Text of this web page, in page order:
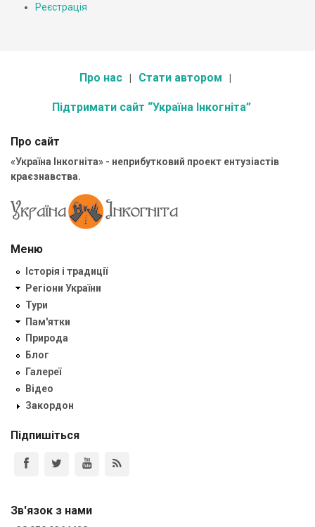
Реєстрація
Про нас Стати автором
Підтримати сайт “Україна Інкогніта”
Про сайт
«Україна Інкогніта» - неприбутковий проект ентузіастів
краєзнавства.
Меню
Історія і традиції
Регіони України
Тури
Пам'ятки
Природа
Блог
Галереї
Відео
Закордон
Підпишіться
Зв'язок з нами